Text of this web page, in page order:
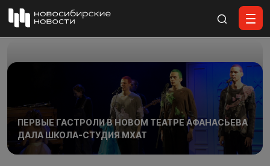
ПЕРВЫЕ ГАСТРОЛИ В НОВОМ ТЕАТРЕ АФАНАСЬЕВА
ДАЛА ШКОЛА-СТУДИЯ МХАТ